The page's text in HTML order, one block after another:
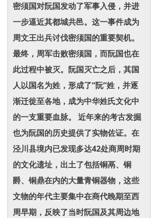
密须国对阮国发动了军事入侵，并进
一步逼近其都城共邑。这一事件成为
周文王出兵讨伐密须国的重要契机。
最终，周军击败密须国，而阮国也在
此过程中被灭。阮国灭亡之后，其国
人以国名为姓，形成了“阮”姓，并逐
渐迁徙至各地，成为中华姓氏文化中
的一支重要血脉。 近年来的考古发掘
也为阮国的历史提供了实物佐证。在
泾川县境内已发现多达42处商周时期
的文化遗址，出土了包括铜鬲、铜
爵、铜鼎在内的大量青铜器物，这些
文物的年代主要集中在商代晚期至西
周早期，反映了当时阮国及其周边地